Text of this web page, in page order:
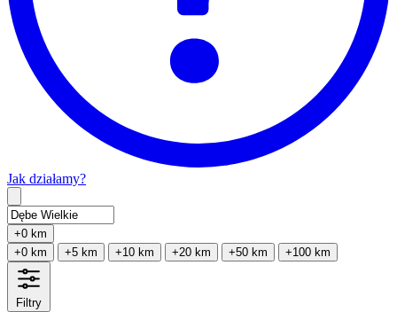
Jak działamy?
+0 km
+0 km
+5 km +10 km +20 km +50 km +100 km
Filtry